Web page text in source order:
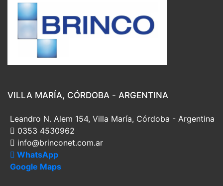
VILLA MARÍA, CÓRDOBA - ARGENTINA
Leandro N. Alem 154, Villa María, Córdoba - Argentina
0353 4530962
info@brinconet.com.ar
WhatsApp
Google Maps